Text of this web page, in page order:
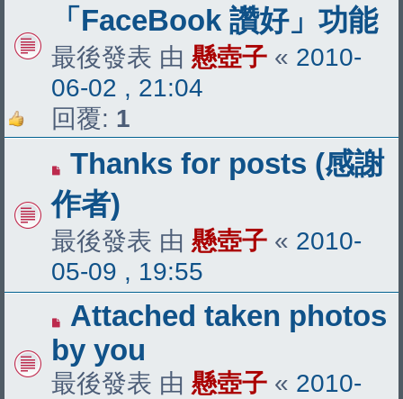
「FaceBook 讚好」功能
最後發表 由 懸壺子 « 2010-
06-02 , 21:04
回覆: 1
Thanks for posts (感謝
作者)
最後發表 由 懸壺子 « 2010-
05-09 , 19:55
Attached taken photos
by you
最後發表 由 懸壺子 « 2010-